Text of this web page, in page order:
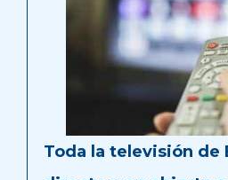
Toda la televisión de